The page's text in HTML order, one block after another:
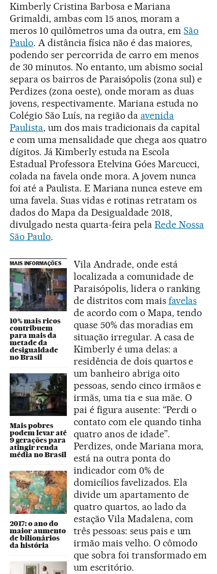
Kimberly Cristina Barbosa e Mariana
Grimaldi, ambas com 15 anos, moram a
meros 10 quilômetros uma da outra, emSão
Paulo. A distância física não é das maiores,
podendo ser percorrida de carro em menos
de 30 minutos. No entanto, um abismo social
separa os bairros de Paraisópolis (zona sul) e
Perdizes (zona oeste), onde moram as duas
jovens, respectivamente. Mariana estuda no
Colégio São Luís, na região da avenida
Paulista, um dos mais tradicionais da capital
e com uma mensalidade que chega aos quatro
dígitos. Já Kimberly estuda na Escola
Estadual Professora Etelvina Góes Marcucci,
colada na favela onde mora. A jovem nunca
foi até a Paulista. E Mariana nunca esteve em
uma favela. Suas vidas e rotinas retratam os
dados do Mapa da Desigualdade 2018,
divulgado nesta quarta-feira pelaRede Nossa
São Paulo.
MAIS INFORMAÇÕES
10% mais ricos
contribuem
para mais da
metade da
desigualdade
no Brasil
Mais pobres
podem levar até
9 gerações para
atingir renda
média no Brasil
2017: o ano do
maior aumento
de bilionários
da história
Vila Andrade, onde está
localizada a comunidade de
Paraisópolis, lidera o ranking
de distritos com mais favelas
de acordo com o Mapa, tendo
quase 50% das moradias em
situação irregular. A casa de
Kimberly é uma delas: a
residência de dois quartos e
um banheiro abriga oito
pessoas, sendo cinco irmãos e
irmãs, uma tia e sua mãe. O
pai é figura ausente: “Perdi o
contato com ele quando tinha
quatro anos de idade”.
Perdizes, onde Mariana mora,
está na outra ponta do
indicador com 0% de
domicílios favelizados. Ela
divide um apartamento de
quatro quartos, ao lado da
estação Vila Madalena, com
três pessoas: seus pais e um
irmão mais velho. O cômodo
que sobra foi transformado em
um escritório.